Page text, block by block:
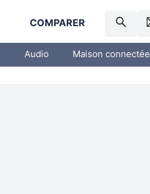
COMPARER
Audio Maison connectée